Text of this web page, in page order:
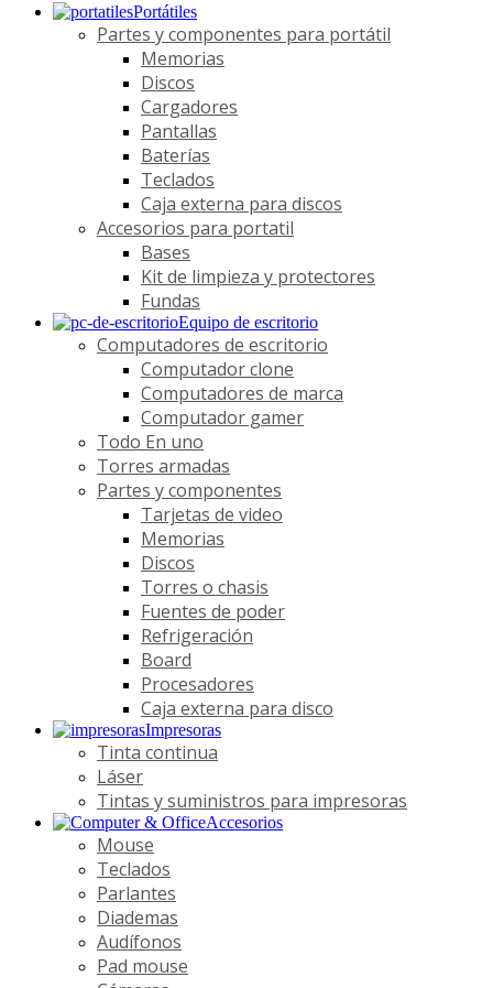
Portátiles
Partes y componentes para portátil
Memorias
Discos
Cargadores
Pantallas
Baterías
Teclados
Caja externa para discos
Accesorios para portatil
Bases
Kit de limpieza y protectores
Fundas
Equipo de escritorio
Computadores de escritorio
Computador clone
Computadores de marca
Computador gamer
Todo En uno
Torres armadas
Partes y componentes
Tarjetas de video
Memorias
Discos
Torres o chasis
Fuentes de poder
Refrigeración
Board
Procesadores
Caja externa para disco
Impresoras
Tinta continua
Láser
Tintas y suministros para impresoras
Accesorios
Mouse
Teclados
Parlantes
Diademas
Audífonos
Pad mouse